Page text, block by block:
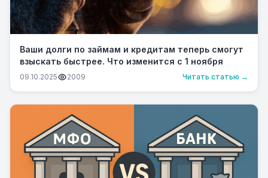
Ваши долги по займам и кредитам теперь смогут
взыскать быстрее. Что изменится с 1 ноября
09.10.2025 2009 Читать статью →